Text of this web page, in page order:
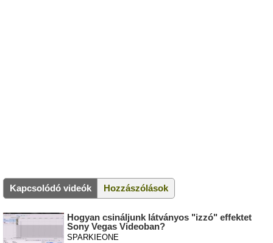
Kapcsolódó videók Hozzászólások
Hogyan csináljunk látványos "izzó" effektet
Sony Vegas Videoban?
SPARKIEONE